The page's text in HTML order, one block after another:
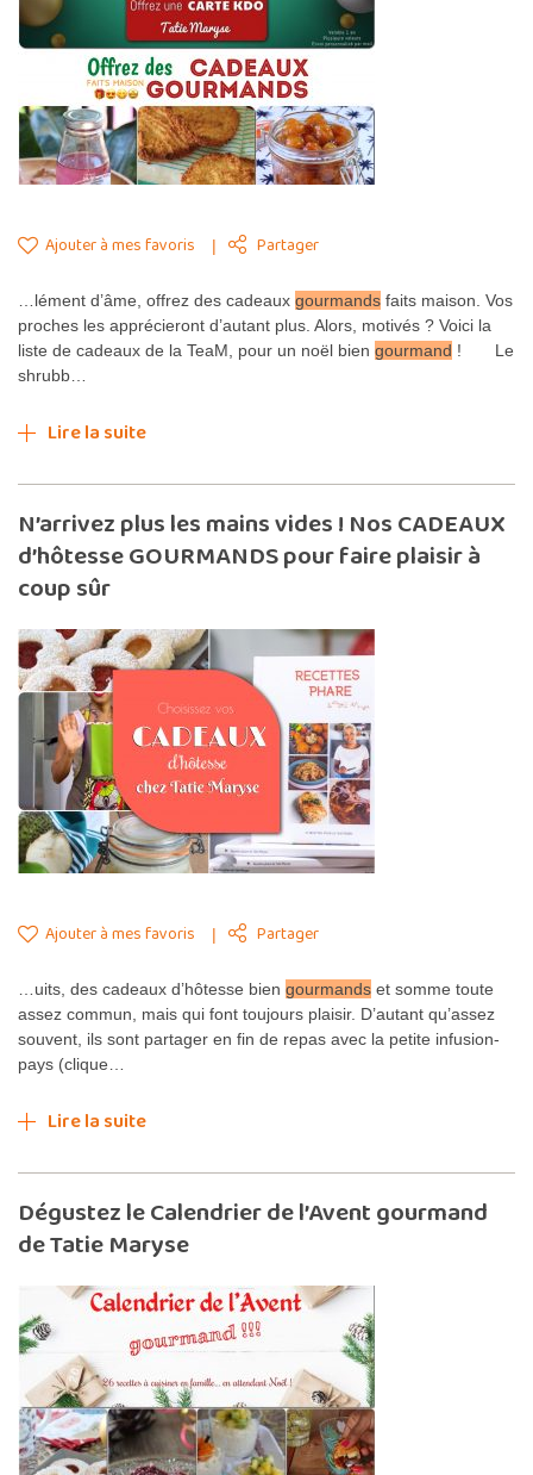
Ajouter à mes favoris Partager
…lément d’âme, offrez des cadeaux gourmands faits maison. Vos
proches les apprécieront d’autant plus. Alors, motivés ? Voici la
liste de cadeaux de la TeaM, pour un noël bien gourmand ! Le
shrubb…
Lire la suite
N’arrivez plus les mains vides ! Nos CADEAUX
d’hôtesse GOURMANDS pour faire plaisir à
coup sûr
Ajouter à mes favoris Partager
…uits, des cadeaux d’hôtesse bien gourmands et somme toute
assez commun, mais qui font toujours plaisir. D’autant qu’assez
souvent, ils sont partager en fin de repas avec la petite infusion-
pays (clique…
Lire la suite
Dégustez le Calendrier de l’Avent gourmand
de Tatie Maryse